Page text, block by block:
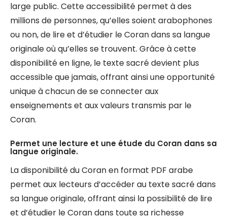
large public. Cette accessibilité permet à des
millions de personnes, qu’elles soient arabophones
ou non, de lire et d’étudier le Coran dans sa langue
originale où qu’elles se trouvent. Grâce à cette
disponibilité en ligne, le texte sacré devient plus
accessible que jamais, offrant ainsi une opportunité
unique à chacun de se connecter aux
enseignements et aux valeurs transmis par le
Coran.
Permet une lecture et une étude du Coran dans sa
langue originale.
La disponibilité du Coran en format PDF arabe
permet aux lecteurs d’accéder au texte sacré dans
sa langue originale, offrant ainsi la possibilité de lire
et d’étudier le Coran dans toute sa richesse